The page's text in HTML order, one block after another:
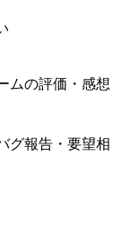
ムの評価・感想
グ報告・要望相